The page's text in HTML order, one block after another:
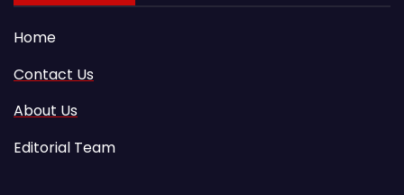
Home
Contact Us
About Us
Editorial Team